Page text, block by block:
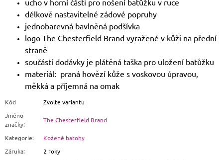
ucho v horní části pro nošení batůžku v ruce
délkově nastavitelné zádové popruhy
jednobarevná bavlněná podšívka
logo The Chesterfield Brand vyražené v kůži na přední
straně
součástí dodávky je plátěná taška pro uložení batůžku
materiál: praná hovězí kůže s voskovou úpravou,
měkká a příjemná na omak
Kód
Zvolte variantu
Jméno
značky:
The Chesterfield Brand
Kategorie:
Kožené batohy
Záruka: 2 roky